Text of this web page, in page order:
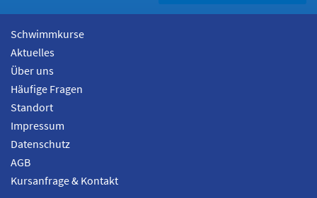
Schwimmkurse
Aktuelles
Über uns
Häufige Fragen
Standort
Impressum
Datenschutz
AGB
Kursanfrage & Kontakt